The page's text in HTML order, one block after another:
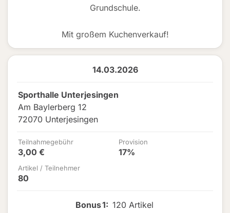
Grundschule.
Mit großem Kuchenverkauf!
14.03.2026
Sporthalle Unterjesingen
Am Baylerberg 12
72070 Unterjesingen
Teilnahmegebühr
3,00 €
Provision
17%
Artikel / Teilnehmer
80
Bonus1: 120 Artikel